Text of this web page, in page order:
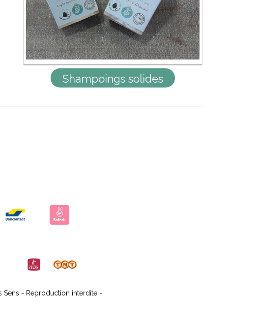
Shampoings solides
Sens - Reproduction interdite -